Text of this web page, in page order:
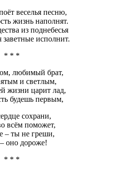
веселья песню,
жизнь наполнят.
из поднебесья
исполнит.
* * *
любимый брат,
и светлым,
жизни царит лад,
будешь первым,
сохрани,
всём поможет,
– ты не греши,
оно дороже!
* * *